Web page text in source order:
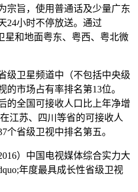
宗旨，使用普通话及少量广东
24小时不停放送。通过
星和地面粤东、粤西、粤北微
级卫星频道中（不包括中央级
的市场占有率排名第13位。
的全国可接收人口比上年净增
江苏、四川等省的可接收人
个省级卫视中排名第五。
）中国电视媒体综合实力大
年度最具成长性省级卫视